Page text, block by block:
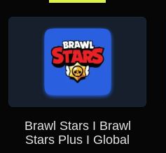
Brawl Stars I Brawl
Stars Plus I Global